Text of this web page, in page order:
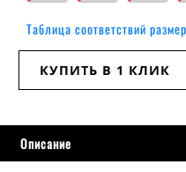
Таблица соответствий
КУПИТЬ В 1 КЛИК
Описание